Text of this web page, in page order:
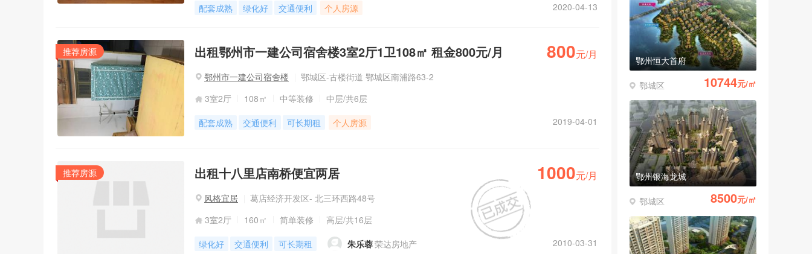
配套成熟
绿化好 交通便利 个人房源 2020-04-13
出租鄂州市一建公司宿舍楼3室2厅1卫108㎡ 租金800元/月
鄂州市一建公司宿舍楼
鄂城区-古楼街道 鄂城区南浦路63-2
3室2厅
108㎡ 中等装修 中层/共6层
配套成熟
交通便利 可长期租 个人房源 2019-04-01
800元/月
推荐房源
出租十八里店南桥便宜两居
风格宜居
葛店经济开发区- 北三环西路48号
3室2厅
160㎡ 简单装修 高层/共16层
绿化好
交通便利 可长期租 朱乐蓉荣达房地产 2010-03-31
1000元/月
推荐房源
鄂州恒大首府
鄂城区 10744元/㎡
鄂州银海龙城
鄂城区 8500元/㎡